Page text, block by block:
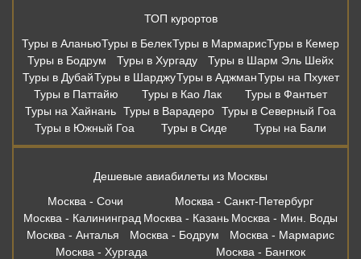
ТОП курортов
Туры в АланьюТуры в БелекТуры в МармарисТуры в Кемер
Туры в Бодрум
Туры в Хургаду
Туры в Шарм Эль Шейх
Туры в ДубайТуры в ШарджуТуры в АджманТуры на Пхукет
Туры в Паттайю
Туры в Као Лак
Туры в Фантьет
Туры на Хайнань Туры в Варадеро Туры в Северный Гоа
Туры в Южный Гоа
Туры в Сиде Туры на Бали
Дешевые авиабилеты из Москвы
Москва - Сочи
Москва - Санкт-Петербург
Москва - Калининград Москва - Казань Москва - Мин. Воды
Москва - Анталья
Москва - Бодрум
Москва - Мармарис
Москва - Хургада
Москва - Бангкок